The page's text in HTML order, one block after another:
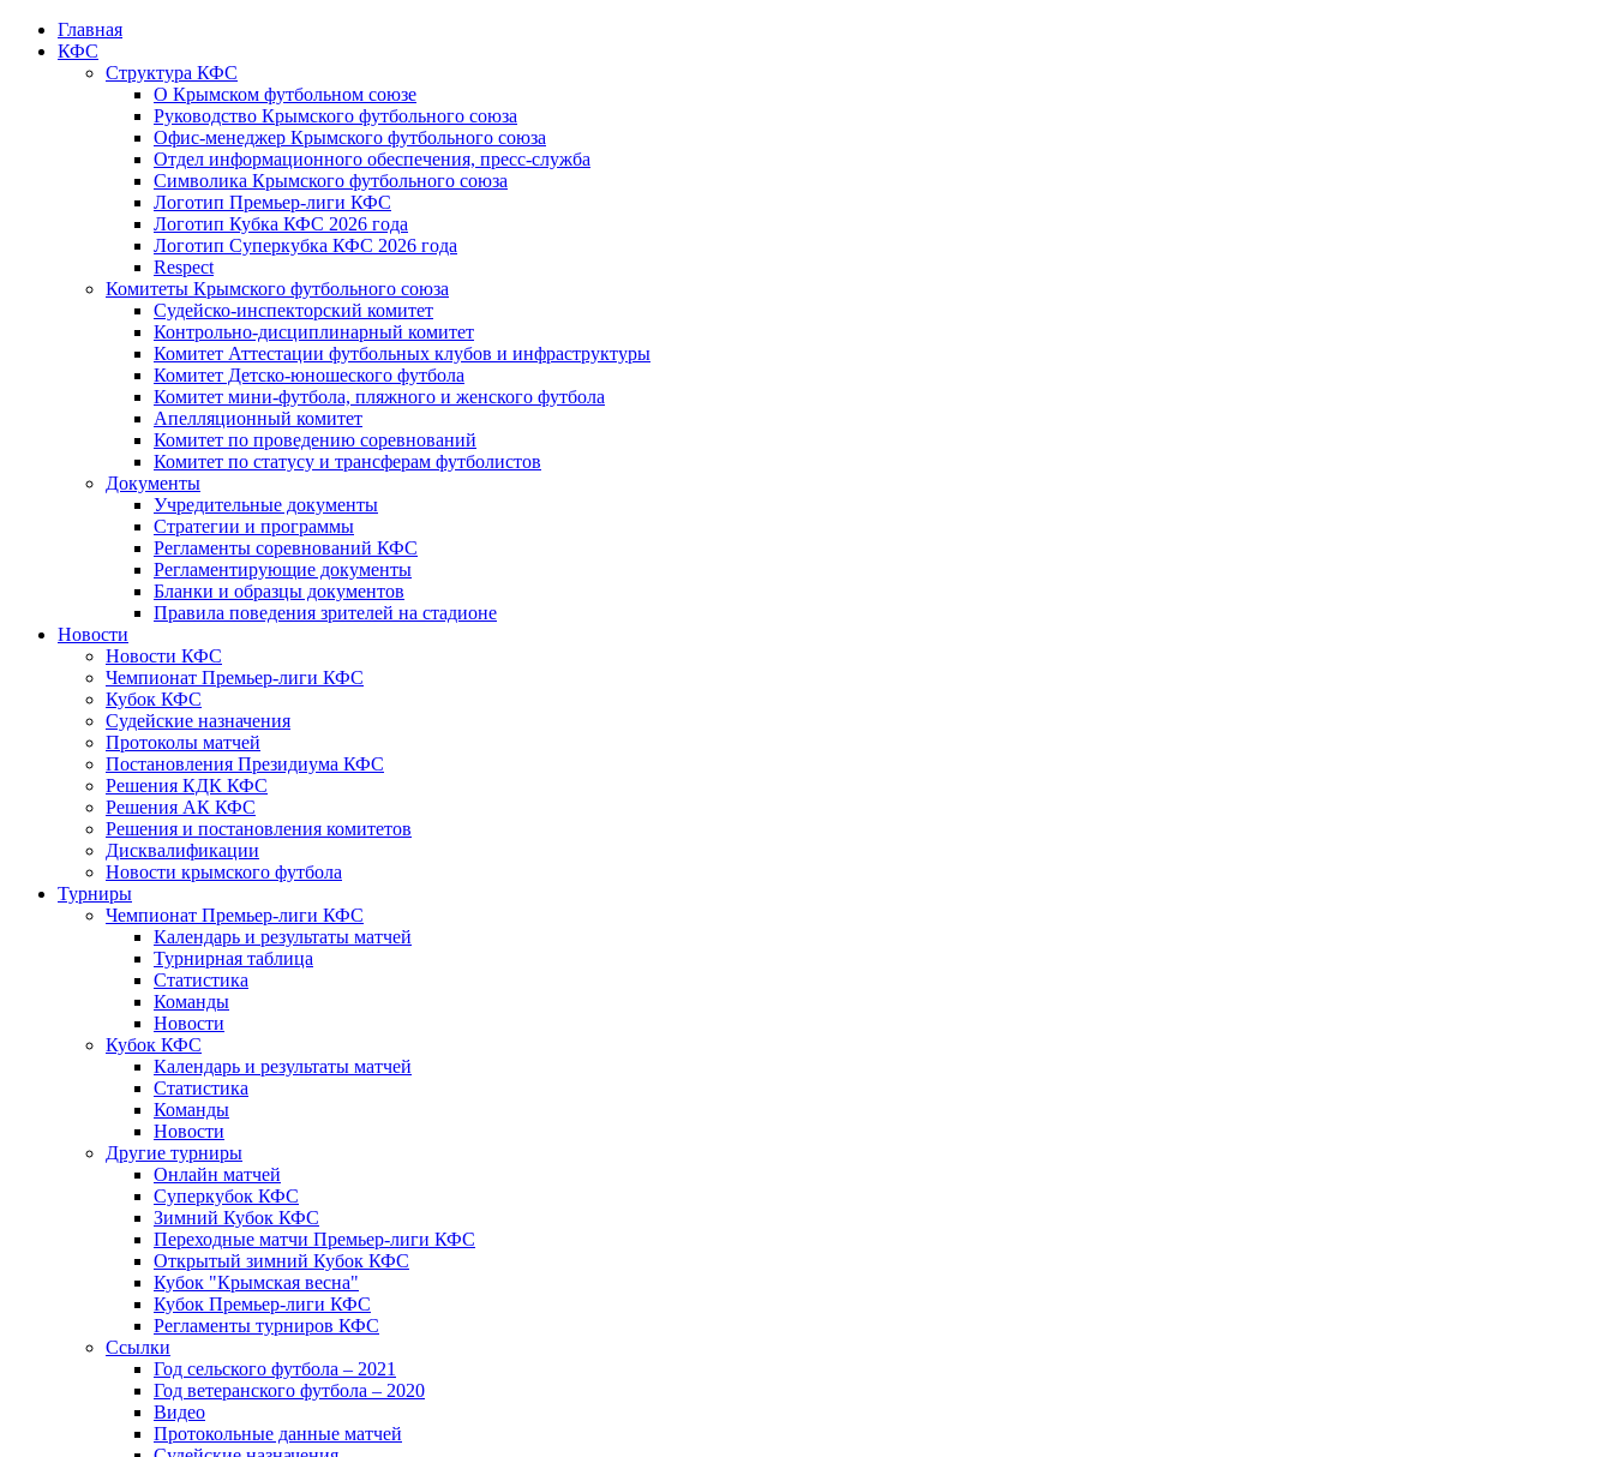
Главная
КФС
Структура КФС
О Крымском футбольном союзе
Руководство Крымского футбольного союза
Офис-менеджер Крымского футбольного союза
Отдел информационного обеспечения, пресс-служба
Символика Крымского футбольного союза
Логотип Премьер-лиги КФС
Логотип Кубка КФС 2026 года
Логотип Суперкубка КФС 2026 года
Respect
Комитеты Крымского футбольного союза
Судейско-инспекторский комитет
Контрольно-дисциплинарный комитет
Комитет Аттестации футбольных клубов и инфраструктуры
Комитет Детско-юношеского футбола
Комитет мини-футбола, пляжного и женского футбола
Апелляционный комитет
Комитет по проведению соревнований
Комитет по статусу и трансферам футболистов
Документы
Учредительные документы
Стратегии и программы
Регламенты соревнований КФС
Регламентирующие документы
Бланки и образцы документов
Правила поведения зрителей на стадионе
Новости
Новости КФС
Чемпионат Премьер-лиги КФС
Кубок КФС
Судейские назначения
Протоколы матчей
Постановления Президиума КФС
Решения КДК КФС
Решения АК КФС
Решения и постановления комитетов
Дисквалификации
Новости крымского футбола
Турниры
Чемпионат Премьер-лиги КФС
Календарь и результаты матчей
Турнирная таблица
Статистика
Команды
Новости
Кубок КФС
Календарь и результаты матчей
Статистика
Команды
Новости
Другие турниры
Онлайн матчей
Суперкубок КФС
Зимний Кубок КФС
Переходные матчи Премьер-лиги КФС
Открытый зимний Кубок КФС
Кубок "Крымская весна"
Кубок Премьер-лиги КФС
Регламенты турниров КФС
Ссылки
Год сельского футбола – 2021
Год ветеранского футбола – 2020
Видео
Протокольные данные матчей